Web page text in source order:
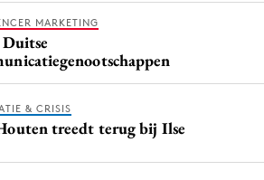
MARKETING
& CRISIS
treedt terug bij Ilse